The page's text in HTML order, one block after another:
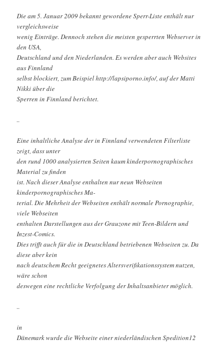
Die am 5. Januar 2009 bekannt gewordene Sperr-Liste enthält nur
vergleichsweise
wenig Einträge. Dennoch stehen die meisten gesperrten Webserver in
den USA,
Deutschland und den Niederlanden. Es werden aber auch Websites
aus Finnland
selbst blockiert, zum Beispiel http://lapsiporno.info/, auf der Matti
Nikki über die
Sperren in Finnland berichtet.
..
Eine inhaltliche Analyse der in Finnland verwendeten Filterliste
zeigt, dass unter
den rund 1000 analysierten Seiten kaum kinderpornographisches
Material zu finden
ist. Nach dieser Analyse enthalten nur neun Webseiten
kinderpornographisches Ma-
terial. Die Mehrheit der Webseiten enthält normale Pornographie,
viele Webseiten
enthalten Darstellungen aus der Grauzone mit Teen-Bildern und
Inzest-Comics.
Dies trifft auch für die in Deutschland betriebenen Webseiten zu. Da
diese aber kein
nach deutschem Recht geeignetes Altersverifikationssystem nutzen,
wäre schon
deswegen eine rechtliche Verfolgung der Inhaltsanbieter möglich.
..
in
Dänemark wurde die Webseite einer niederländischen Spedition12